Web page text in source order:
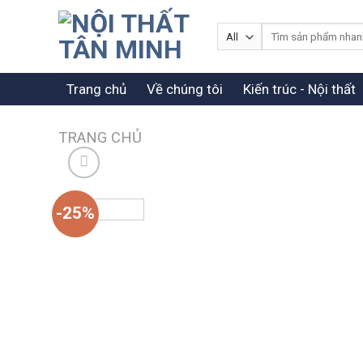
Trang chủ Về chúng tôi Kiến trúc - Nội thất
TRANG CHỦ
-25%